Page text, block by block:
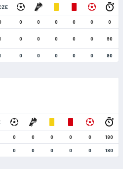
0 0 0 0 0 0
0 0 0 0 0 90
0 0 0 0 0 90
0 0 0 0 0 180
0 0 0 0 0 180